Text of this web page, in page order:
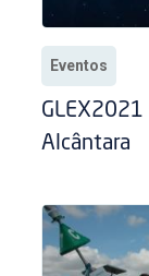
Eventos
Alcântara